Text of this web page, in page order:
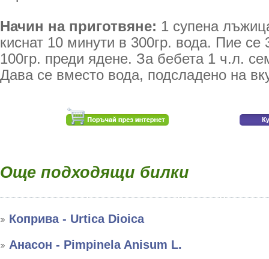
Начин на приготвяне: 1 супена
киснат 10 минути в 300гр. вода. Пие се
100гр. преди ядене. За бебета 1 ч.л.
Дава се вместо вода, подсладено на
Още подходящи билки
Коприва - Urtica Dioica
Анасон - Pimpinela Anisum L.